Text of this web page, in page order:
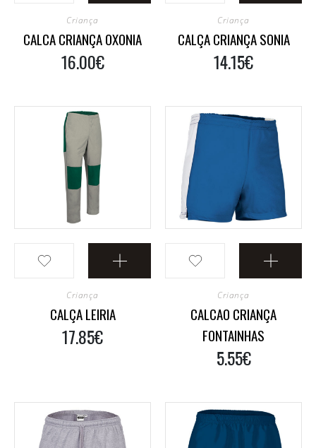
Criança
CALCA CRIANÇA OXONIA
16.00€
Criança
CALÇA CRIANÇA SONIA
14.15€
Criança
CALÇA LEIRIA
17.85€
Criança
CALCAO CRIANÇA
FONTAINHAS
5.55€